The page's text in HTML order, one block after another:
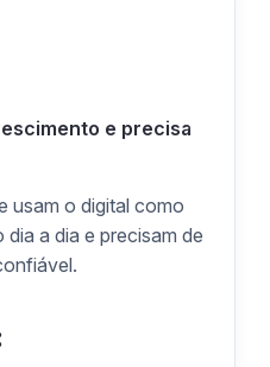
e precisa
usam o digital como
a dia e precisam de